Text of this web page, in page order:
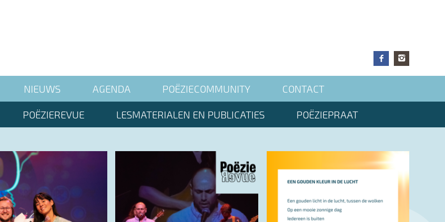
NIEUWS AGENDA POËZIECOMMUNITY CONTACT
POËZIEREVUE LESMATERIALEN EN PUBLICATIES POËZIEPRAAT